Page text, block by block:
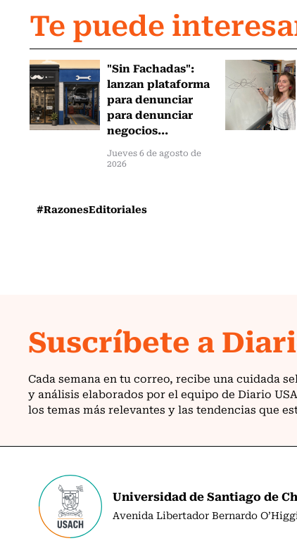
Te puede
"Sin Fachadas":
lanzan plataforma
para denunciar
para denunciar
negocios...
Jueves 6 de agosto de
2026
#RazonesEditoriales
Universidad de Santiago de
Avenida Libertador Bernardo